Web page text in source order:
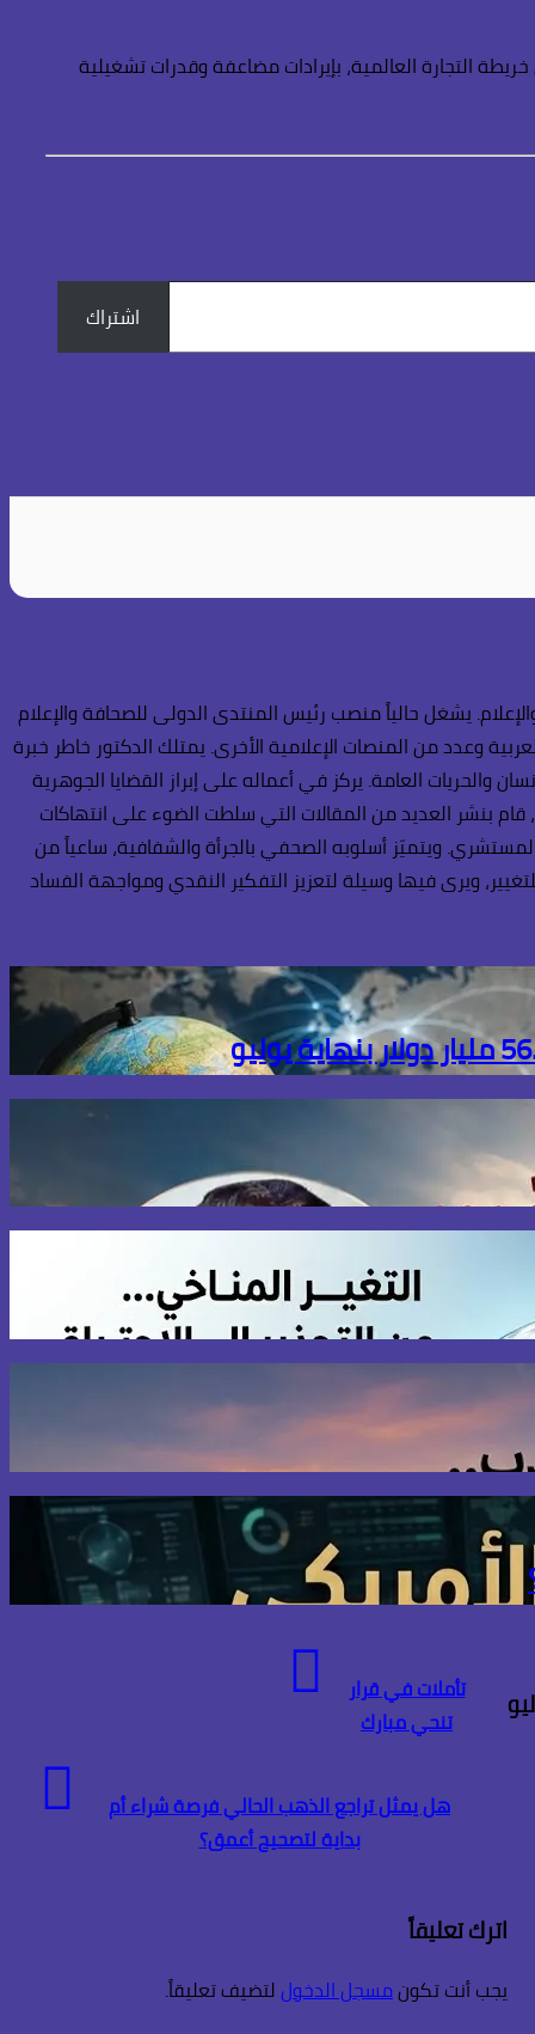
التجارة العالمية، بإيرادات مضاعفة وقدرات تشغيلية
اشتراك
يشغل حالياً منصب رئيس المنتدى الدولى للصحافة والإعلام
وعدد من المنصات الإعلامية الأخرى. يمتلك الدكتور خاطر خبرة
العامة. يركز في أعماله على إبراز القضايا الجوهرية
قام بنشر العديد من المقالات التي سلطت الضوء على انتهاكات
ويتميّز أسلوبه الصحفي بالجرأة والشفافية، ساعياً من
ويرى فيها وسيلة لتعزيز التفكير النقدي ومواجهة الفساد
تأملات في قرار
تنحي مبارك
هل يمثل تراجع الذهب الحالي فرصة شراء أم
بداية لتصحيح أعمق؟
اترك تعليقاً
يجب أنت تكونمسجل الدخوللتضيف تعليقاً.